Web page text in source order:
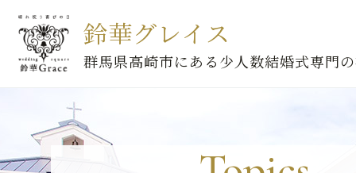
鈴華グレイス
群馬県高崎市にある少人数結婚式専門